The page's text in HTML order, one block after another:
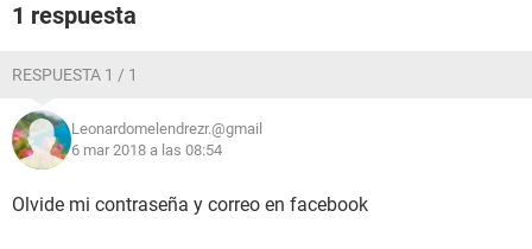
1 respuesta
RESPUESTA 1 / 1
Leonardomelendrezr.@gmail
6 mar 2018 a las 08:54
Olvide mi contraseña y correo en facebook